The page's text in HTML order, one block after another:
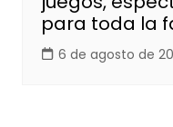
para toda la
6 de agosto de